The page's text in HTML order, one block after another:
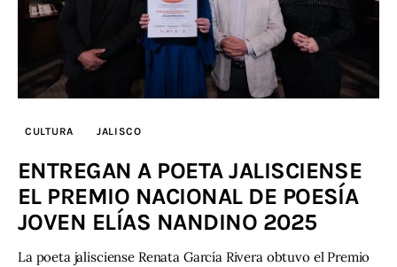
Programación
Jalisco TV
Jalisco RADIO / En Vivo
Contacto
CULTURA JALISCO
ENTREGAN A POETA JALISCIENSE
EL PREMIO NACIONAL DE POESÍA
JOVEN ELÍAS NANDINO 2025
La poeta jalisciense Renata García Rivera obtuvo el Premio